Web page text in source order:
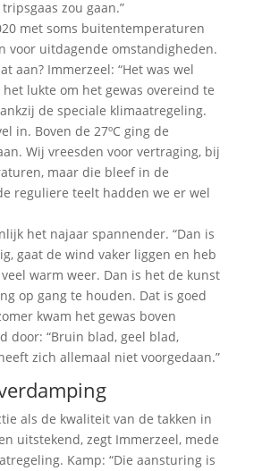
zou gaan.”
met soms buitentemperaturen
voor uitdagende omstandigheden.
aan? Immerzeel: “Het was wel
lukte om het gewas overeind te
de speciale klimaatregeling.
in. Boven de 27ºC ging de
Wij vreesden voor vertraging, bij
maar die bleef in de
reguliere teelt hadden we er wel
het najaar spannender. “Dan is
gaat de wind vaker liggen en heb
warm weer. Dan is het de kunst
op gang te houden. Dat is goed
kwam het gewas boven
door: “Bruin blad, geel blad,
zich allemaal niet voorgedaan.”
als de kwaliteit van de takken in
uitstekend, zegt Immerzeel, mede
Kamp: “Die aansturing is